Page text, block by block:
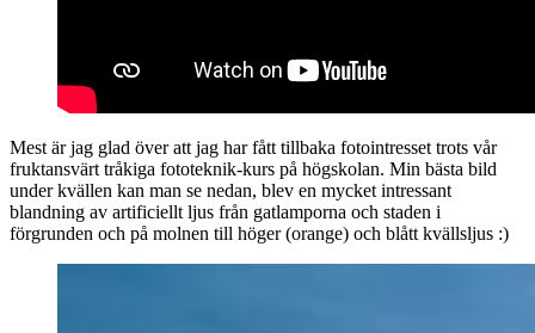
Mest är jag glad över att jag har fått tillbaka fotointresset trots vår
fruktansvärt tråkiga fototeknik-kurs på högskolan. Min bästa bild
under kvällen kan man se nedan, blev en mycket intressant
blandning av artificiellt ljus från gatlamporna och staden i
förgrunden och på molnen till höger (orange) och blått kvällsljus :)